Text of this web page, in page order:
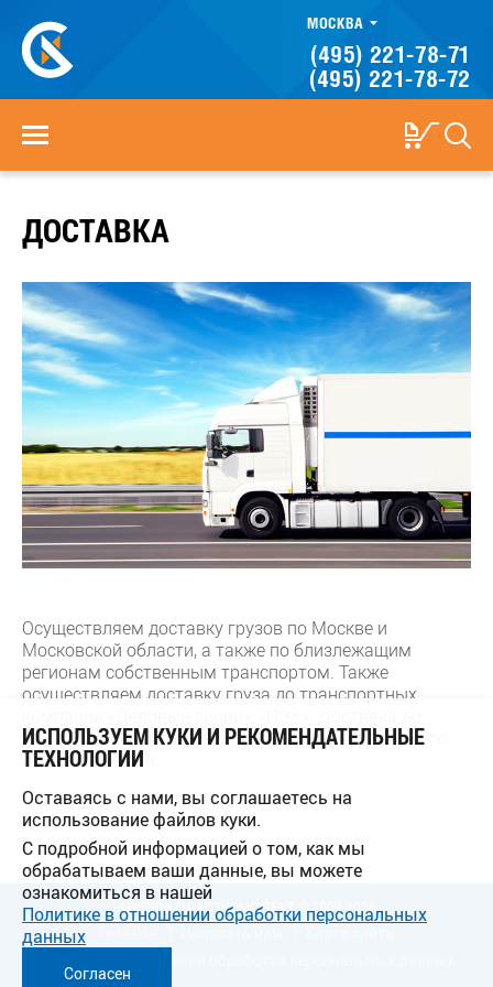
МОСКВА
(495) 221-78-71
(495) 221-78-72
ДОСТАВКА
Осуществляем доставку грузов по Москве и
Московской области, а также по близлежащим
регионам собственным транспортом. Также
осуществляем доставку груза до транспортных
других транспортных компаний осуществляется по
договоренности.
ИСПОЛЬЗУЕМ КУКИ И РЕКОМЕНДАТЕЛЬНЫЕ
ТЕХНОЛОГИИ
Оставаясь с нами, вы соглашаетесь на
использование файлов куки.
С подробной информацией о том, как мы
обрабатываем ваши данные, вы можете
ознакомиться в нашей
Политике в отношении обработки персональных
данных
Согласен
АРИЭЛЬ ПЛАСТКОМПЛЕКТ © 2009-2026